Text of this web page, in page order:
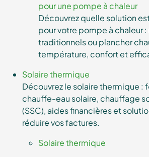
pour une pompe à chaleur
Découvrez quelle solution
pour votre pompe à chaleur
traditionnels ou plancher
température, confort et
Solaire thermique
Découvrez le solaire thermique :
chauffe-eau solaire, chauffage
(SSC), aides financières et
réduire vos factures.
Solaire thermique